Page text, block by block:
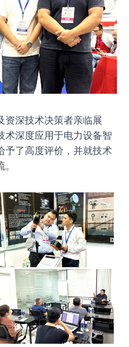
资深技术决策者亲临展
术深度应用于电力设备智
予了高度评价，并就技术